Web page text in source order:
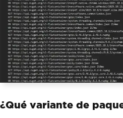
¿Qué variante de